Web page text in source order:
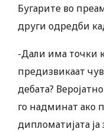
Бугарите во
други одредби
-Дали има точки
предизвикаат
дебата?
го надминат ако
дипломатијата